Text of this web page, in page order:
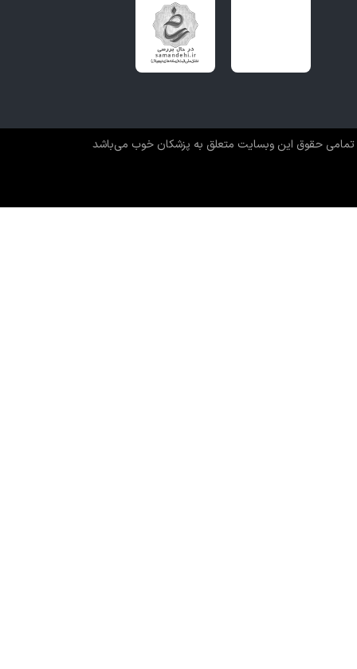
تمامی حقوق این وبسایت متعلق به پزشکان خوب می‌باشد